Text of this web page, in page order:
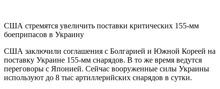
США стремятся увеличить поставки критических 155-мм
боеприпасов в Украину
США заключили соглашения с Болгарией и Южной Кореей на
поставку Украине 155-мм снарядов. В то же время ведутся
переговоры с Японией. Сейчас вооруженные силы Украины
используют до 8 тыс артиллерийских снарядов в сутки.